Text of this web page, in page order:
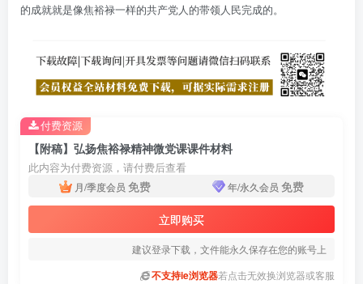
的成就就是像焦裕禄一样的共产党人的带领人民完成的。
【附稿】弘扬焦裕禄精神微党课课件材料
此内容为付费资源，请付费后查看
月/季度会员 免费 年/永久会员 免费
立即购买
建议登录下载，文件能永久保存在您的账号上
不支持ie浏览器若点击无效换浏览器或客服
付费资源